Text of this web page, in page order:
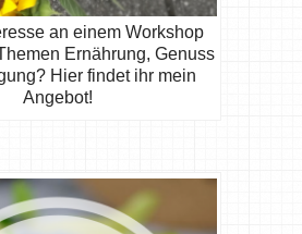
an einem Workshop
Ernährung, Genuss
Hier findet ihr mein
Angebot!